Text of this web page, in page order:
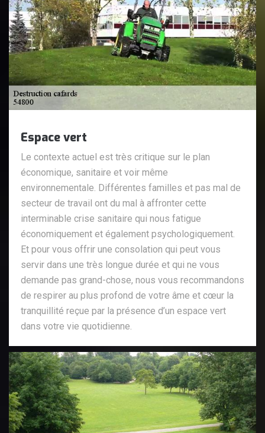
Espace vert
Le contexte actuel est très critique sur le plan
économique, sanitaire et voir même
environnementale. Différentes familles et pas mal de
secteur de travail ont du mal à affronter cette
interminable crise sanitaire qui nous fatigue
économiquement et également psychologiquement.
Et pour vous offrir une consolation qui peut vous
servir dans une très longue durée et qui ne vous
demande pas grand-chose, nous vous recommandons
de respirer au plus profond de votre âme et cœur la
tranquillité reçue par la présence d’un espace vert
dans votre vie quotidienne.